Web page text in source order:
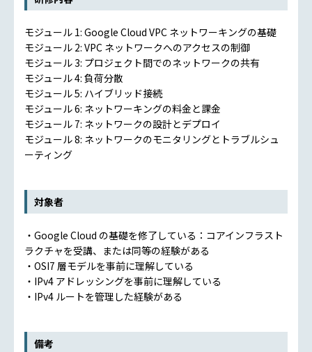
モジュール 1: Google Cloud VPC ネットワーキングの基礎
モジュール 2: VPC ネットワークへのアクセスの制御
モジュール 3: プロジェクト間でのネットワークの共有
モジュール 4: 負荷分散
モジュール 5: ハイブリッド接続
モジュール 6: ネットワーキングの料金と課金
モジュール 7: ネットワークの設計とデプロイ
モジュール 8: ネットワークのモニタリングとトラブルシュ
ーティング
対象者
・Google Cloud の基礎を修了している：コアインフラスト
ラクチャを受講、または同等の経験がある
・OSI7 層モデルを事前に理解している
・IPv4 アドレッシングを事前に理解している
・IPv4 ルートを管理した経験がある
備考